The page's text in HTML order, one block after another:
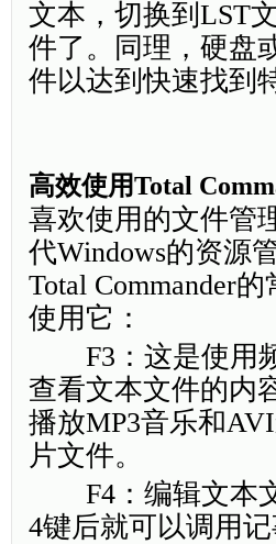
文本，切换到LST
件了。同理，硬盘
件以达到快速找到
高效使用Total
喜欢使用的文件管
代Windows的资源
Total Commander
使用它：
F3：这是使用频
查看文本文件的内
播放MP3音乐和
片文件。
F4：编辑文本文
4键后就可以调用